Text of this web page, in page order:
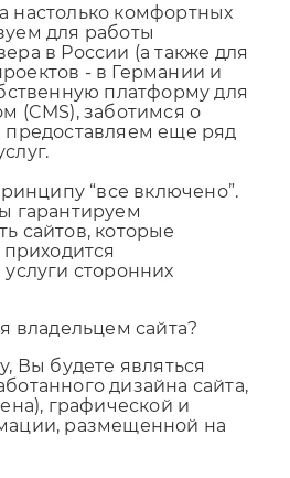
для работы
в России (а также для
- в Германии и
платформу для
(CMS), заботимся о
еще ряд
гарантируем
сайтов, которые
сторонних
дизайна сайта,
графической и
размещенной на